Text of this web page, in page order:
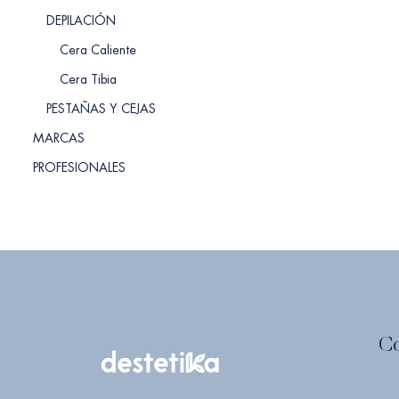
DEPILACIÓN
Cera Caliente
Cera Tibia
PESTAÑAS Y CEJAS
MARCAS
PROFESIONALES